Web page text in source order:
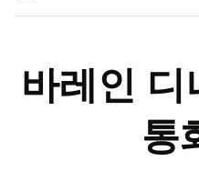
바레인 디
통